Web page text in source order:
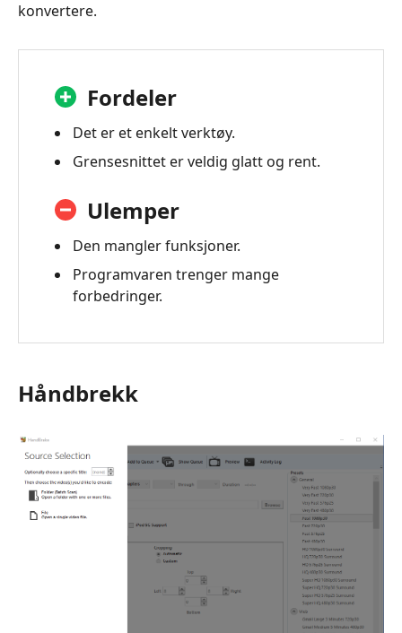
konvertere.
Fordeler
Det er et enkelt verktøy.
Grensesnittet er veldig glatt og rent.
Ulemper
Den mangler funksjoner.
Programvaren trenger mange
forbedringer.
Håndbrekk